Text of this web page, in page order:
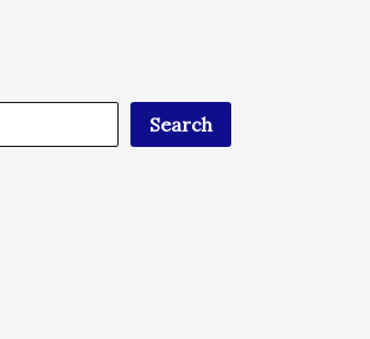
Search